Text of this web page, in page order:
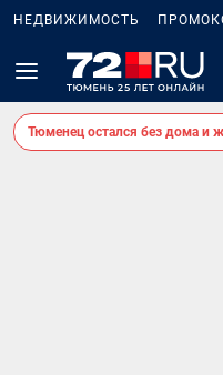
НЕДВИЖИМОСТЬ
Тюменец остался без дома и